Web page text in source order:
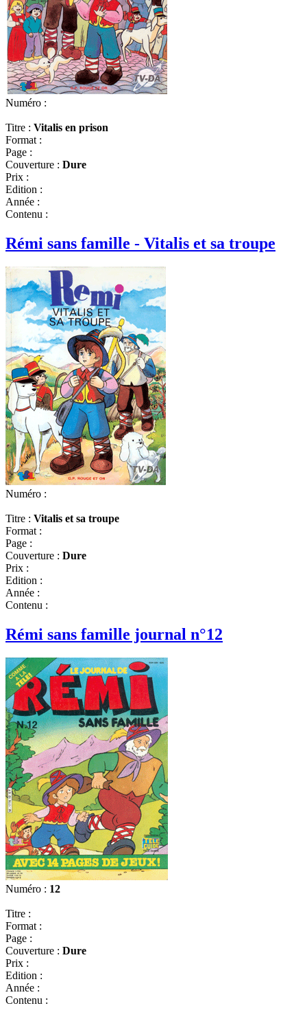
Numéro :
Titre : Vitalis en prison
Format :
Page :
Couverture : Dure
Prix :
Edition :
Année :
Contenu :
Rémi sans famille - Vitalis et sa troupe
Numéro :
Titre : Vitalis et sa troupe
Format :
Page :
Couverture : Dure
Prix :
Edition :
Année :
Contenu :
Rémi sans famille journal n°12
Numéro : 12
Titre :
Format :
Page :
Couverture : Dure
Prix :
Edition :
Année :
Contenu :